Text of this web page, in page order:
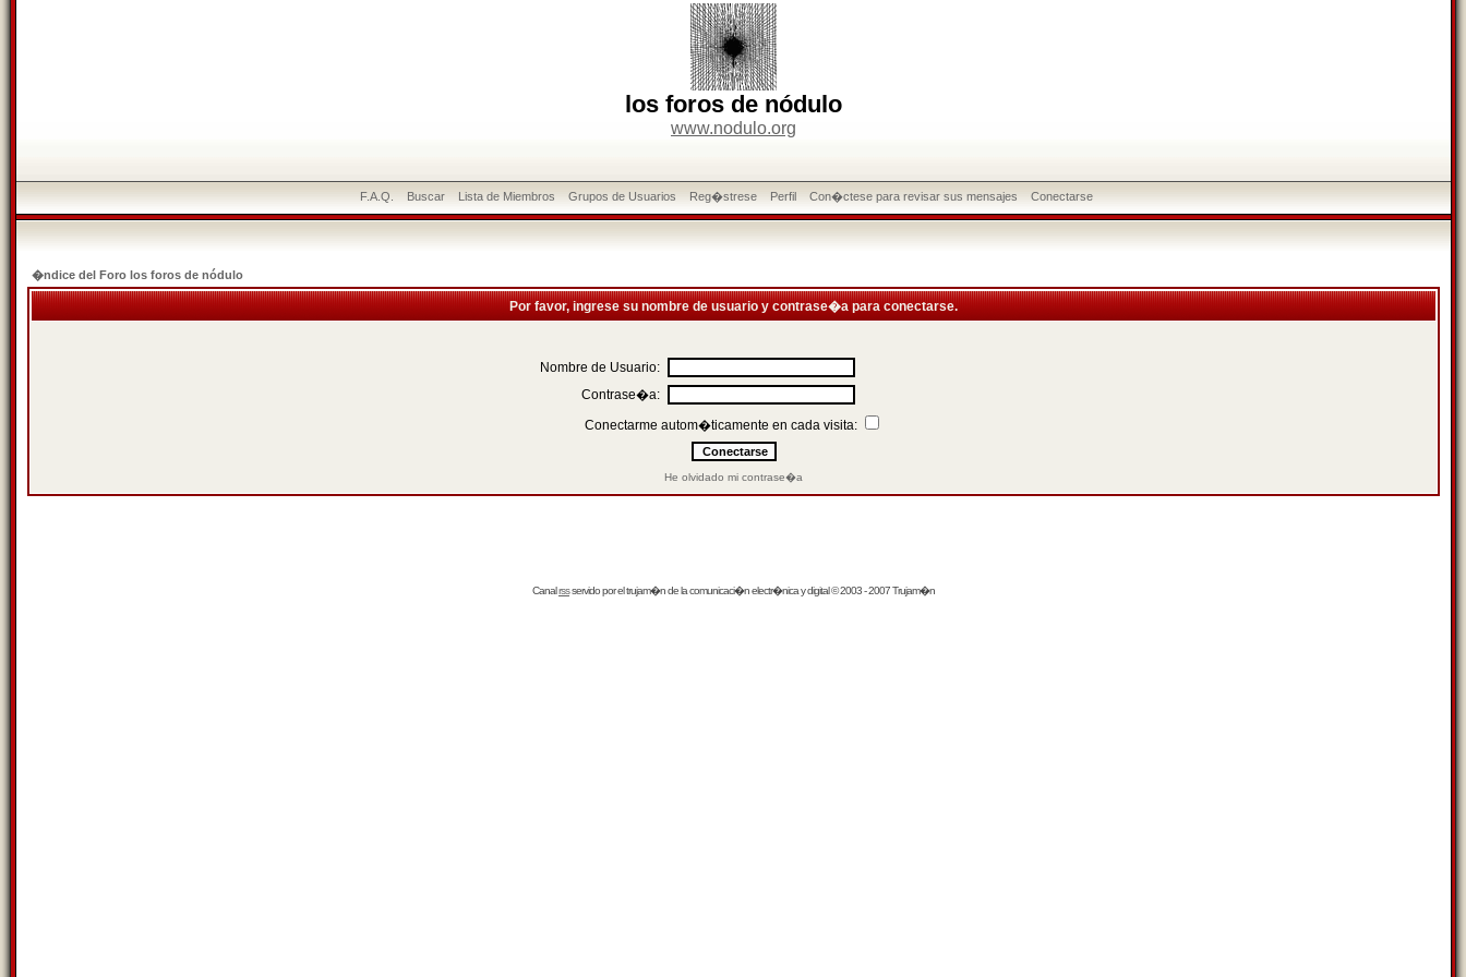
los foros de nódulo
www.nodulo.org
F.A.Q. Buscar Lista de Miembros Grupos de Usuarios Reg�strese Perfil Con�ctese para revisar sus mensajes Conectarse
�ndice del Foro los foros de nódulo
Por favor, ingrese su nombre de usuario y contrase�a para conectarse.
Nombre de Usuario:
Contrase�a:
Conectarme autom�ticamente en cada visita:
He olvidado mi contrase�a
Canalrssservido por eltrujam�nde la comunicaci�n electr�nica y digital © 2003 - 2007 Trujam�n